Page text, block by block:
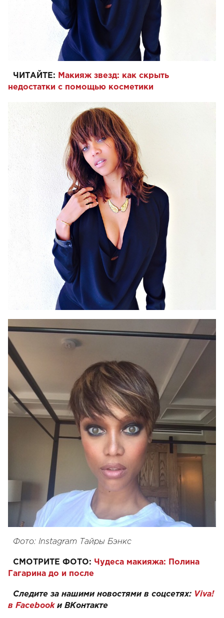
ЧИТАЙТЕ: Макияж звезд: как скрыть
недостатки с помощью косметики
Фото: Instagram Тайры Бэнкс
СМОТРИТЕ ФОТО: Чудеса макияжа: Полина
Гагарина до и после
Следите за нашими новостями в соцсетях: Viva!
в Facebookи ВКонтакте